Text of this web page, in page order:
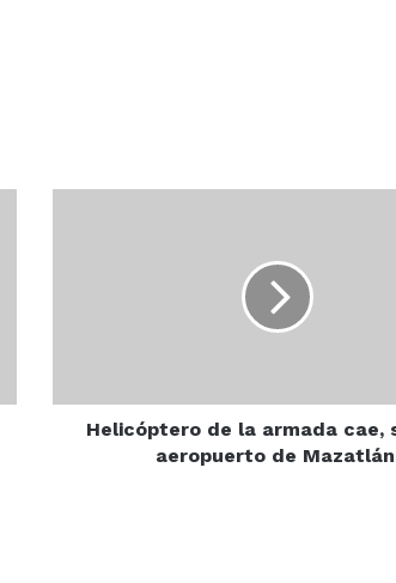
de
Mazatlán.
Helicóptero de la armada cae,
aeropuerto de